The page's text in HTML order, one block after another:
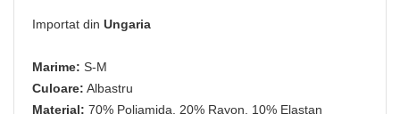
Importat din Ungaria
Marime: S-M
Culoare: Albastru
Material: 70% Poliamida, 20% Rayon, 10% Elastan